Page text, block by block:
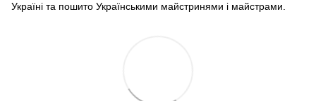
Україні та пошито Українськими майстринями і майстрами.